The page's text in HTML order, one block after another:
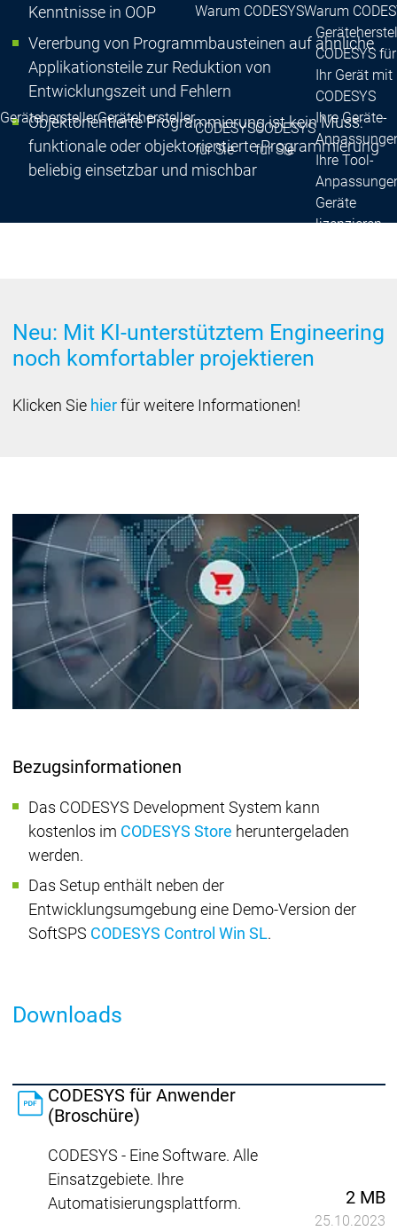
GeräteherstellerGerätehersteller
Warum CODESYSWarum
CODESYS
für Sie
CODESYS
für Sie
CODESYS
Ihr Gerät mit
CODESYS
Ihre Geräte-
Ihre Tool-
Geräte
lizenzieren
Kenntnisse in OOP
Vererbung von Programmbausteinen auf ähnliche
Applikationsteile zur Reduktion von
Entwicklungszeit und Fehlern
Objektorientierte Programmierung ist kein Muss:
funktionale oder objektorientierte Programmierung
beliebig einsetzbar und mischbar
Neu: Mit KI-unterstütztem Engineering
noch komfortabler projektieren
Klicken Sie hierfür weitere Informationen!
Bezugsinformationen
Das CODESYS Development System kann
kostenlos im CODESYS Store heruntergeladen
werden.
Das Setup enthält neben der
Entwicklungsumgebung eine Demo-Version der
SoftSPS CODESYS Control Win SL.
Downloads
CODESYS für Anwender
(Broschüre)
CODESYS - Eine Software. Alle
Einsatzgebiete. Ihre
Automatisierungsplattform.
2 MB
25.10.2023